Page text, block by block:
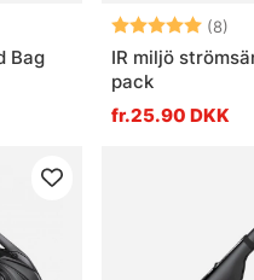
ud af 5 stjerner
Bag
Vurdering: (8)
IR miljö
pack
fr.25.90 DKK